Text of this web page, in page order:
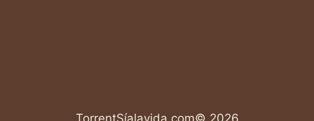
TorrentSíalavida.com© 2026